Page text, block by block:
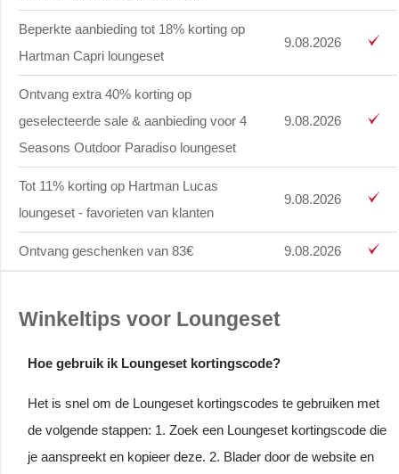
Beperkte aanbieding tot 18% korting op
Hartman Capri loungeset
9.08.2026
Ontvang extra 40% korting op
geselecteerde sale & aanbieding voor 4
Seasons Outdoor Paradiso loungeset
9.08.2026
Tot 11% korting op Hartman Lucas
loungeset - favorieten van klanten
9.08.2026
Ontvang geschenken van 83€ 9.08.2026
Winkeltips voor Loungeset
Hoe gebruik ik Loungeset kortingscode?
Het is snel om de Loungeset kortingscodes te gebruiken met
de volgende stappen: 1. Zoek een Loungeset kortingscode die
je aanspreekt en kopieer deze. 2. Blader door de website en